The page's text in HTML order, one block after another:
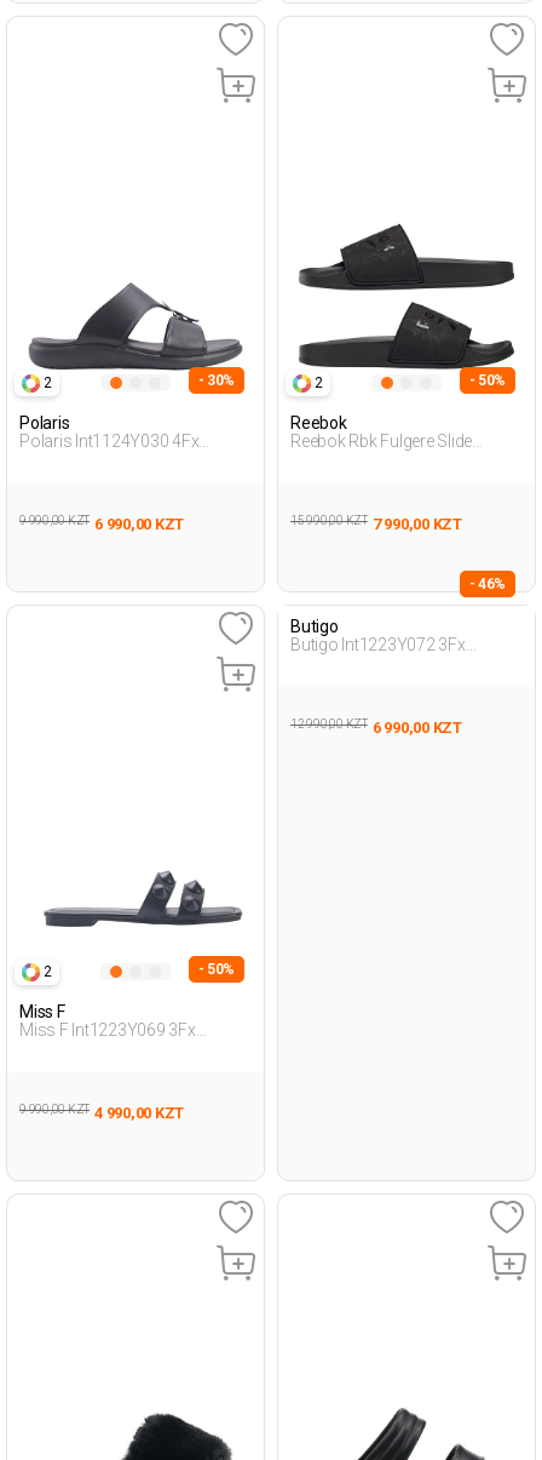
2 - 30%
Polaris
Polaris Int1124Y030 4Fx
9 990,00 KZT 6 990,00 KZT
2 - 50%
Reebok
Reebok Rbk Fulgere Slide
15 990,00 KZT 7 990,00 KZT
2 - 50%
Miss F
Miss F Int1223Y069 3Fx
9 990,00 KZT 4 990,00 KZT
- 46%
Butigo
Butigo Int1223Y072 3Fx
12 990,00 KZT 6 990,00 KZT